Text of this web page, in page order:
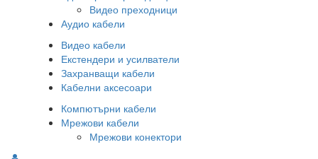
Видео преходници
Аудио кабели
Видео кабели
Екстендери и усилватели
Захранващи кабели
Кабелни аксесоари
Компютърни кабели
Мрежови кабели
Мрежови конектори